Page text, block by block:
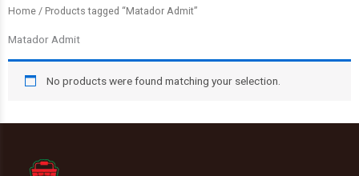
Home / Products tagged “Matador Admit”
Matador Admit
No products were found matching your selection.